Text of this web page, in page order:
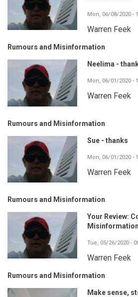
Mon, 06/08/2020 -
Warren Feek
Rumours and Misinformation
Neelima -
Mon, 06/01/2020 -
Warren Feek
Rumours and Misinformation
Sue - thanks
Mon, 06/01/2020 -
Warren Feek
Rumours and Misinformation
Your Review:
Misinformation
Tue, 05/26/2020 -
Warren Feek
Rumours and Misinformation
Make sense,